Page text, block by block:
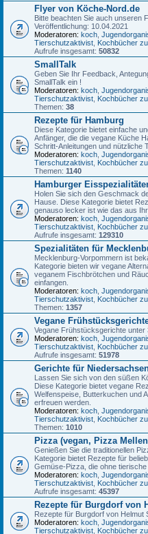
Flyer von Köche-Nord.de
Bitte beachten Sie auch unseren
Veröffentlichung: 10.04.2021
Moderatoren: koch
Tierschutzaktivist Kochbücher
Aufrufe insgesamt: 50832
SmallTalk
Geben Sie Ihr Feedback,
SmallTalk ein !
Moderatoren: koch
Tierschutzaktivist Kochbücher
Themen: 38
Rezepte für Hamburg
Diese Kategorie bietet einfache
Anfänger, die die vegane Küche
Schritt-Anleitungen und nützliche
Moderatoren: koch
Tierschutzaktivist Kochbücher
Themen: 1140
Hamburger
Holen Sie sich den Geschmack
Hause. Diese Kategorie bietet
genauso lecker ist wie das aus
Moderatoren: koch
Tierschutzaktivist Kochbücher
Aufrufe insgesamt: 129310
Spezialitäten für
Mecklenburg-Vorpommern ist
Kategorie bieten wir vegane
veganem Fischbrötchen und
einfangen.
Moderatoren: koch
Tierschutzaktivist Kochbücher
Themen: 1357
Vegane
Vegane Frühstücksgerichte unter
Moderatoren: koch
Tierschutzaktivist Kochbücher
Aufrufe insgesamt: 51978
Gerichte für
Lassen Sie sich von den süßen
Diese Kategorie bietet vegane
Welfenspeise, Butterkuchen und
erfreuen werden.
Moderatoren: koch
Tierschutzaktivist Kochbücher
Themen: 1010
Pizza (vegan, Pizza
Genießen Sie die traditionellen
Kategorie bietet Rezepte für
Gemüse-Pizza, die ohne
Moderatoren: koch
Tierschutzaktivist Kochbücher
Aufrufe insgesamt: 45397
Rezepte für Burgdorf von
Rezepte für Burgdorf von Helmut
Moderatoren: koch
Tierschutzaktivist Kochbücher